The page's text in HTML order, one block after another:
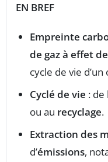
EN BREF
Empreinte
de gaz à effet
cycle de vie d’un
Cyclé de vie : de
ou au recyclage.
Extraction des
d’émissions,